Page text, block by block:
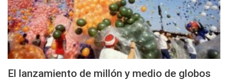
El lanzamiento de millón y medio de globos